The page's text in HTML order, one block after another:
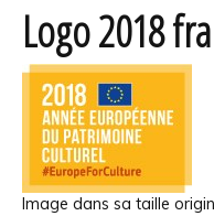
Logo 2018
Image dans sa taille